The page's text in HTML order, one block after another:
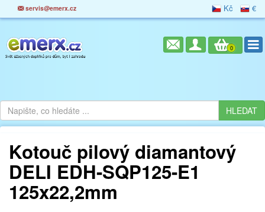
servis@emerx.cz Kč €
0
Kotouč pilový diamantový
DELI EDH-SQP125-E1
125x22,2mm